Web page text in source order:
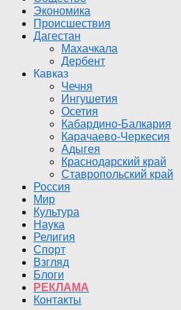
Экономика
Происшествия
Дагестан
Махачкала
Дербент
Кавказ
Чечня
Ингушетия
Осетия
Кабардино-Балкария
Карачаево-Черкесия
Адыгея
Краснодарский край
Ставропольский край
Россия
Мир
Культура
Наука
Религия
Спорт
Взгляд
Блоги
РЕКЛАМА
Контакты